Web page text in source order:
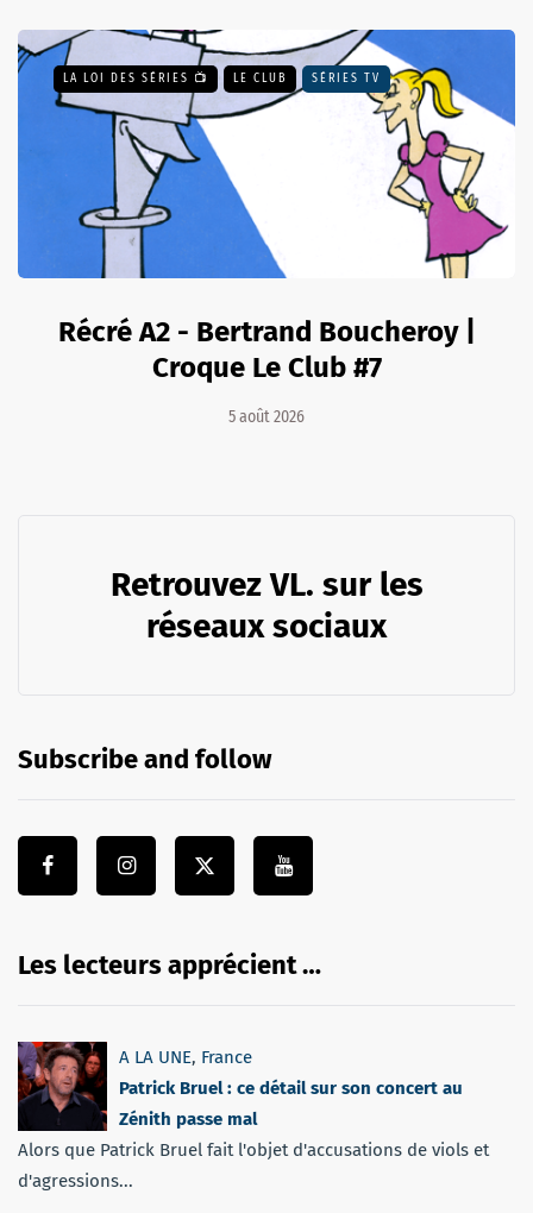
LA LOI DES SÉRIES 📺 LE CLUB SÉRIES TV
Récré A2 - Bertrand Boucheroy |
Croque Le Club #7
5 août 2026
Retrouvez VL. sur les
réseaux sociaux
Subscribe and follow
Les lecteurs apprécient …
A LA UNE, France
Patrick Bruel : ce détail sur son concert au
Zénith passe mal
Alors que Patrick Bruel fait l'objet d'accusations de viols et
d'agressions...